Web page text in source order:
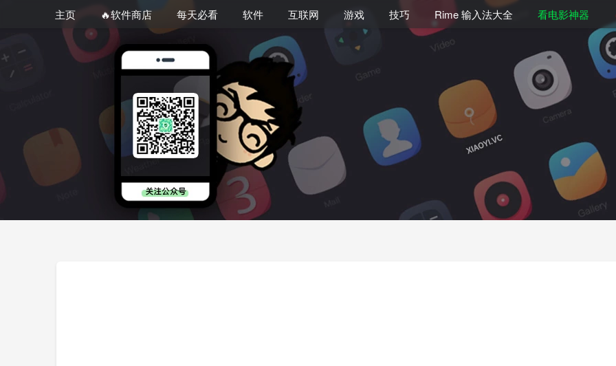
主页 🔥软件商店 每天必看 软件 互联网 游戏 技巧 Rime 输入法大全 看电影神器